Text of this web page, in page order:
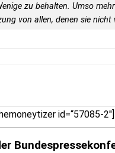
zu behalten. Umso
von allen, denen sie nicht
id=“57085-2″]